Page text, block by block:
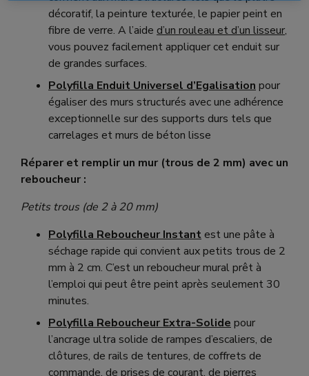
décoratif, la peinture texturée, le papier peint en
fibre de verre. A l’aide d’un rouleau et d’un lisseur,
vous pouvez facilement appliquer cet enduit sur
de grandes surfaces.
Polyfilla Enduit Universel d’Egalisation pour
égaliser des murs structurés avec une adhérence
exceptionnelle sur des supports durs tels que
carrelages et murs de béton lisse
Réparer et remplir un mur (trous de 2 mm) avec un
reboucheur :
Petits trous (de 2 à 20 mm)
Polyfilla Reboucheur Instant est une pâte à
séchage rapide qui convient aux petits trous de 2
mm à 2 cm. C’est un reboucheur mural prêt à
l’emploi qui peut être peint après seulement 30
minutes.
Polyfilla Reboucheur Extra-Solide pour
l’ancrage ultra solide de rampes d’escaliers, de
clôtures, de rails de tentures, de coffrets de
commande, de prises de courant, de pierres